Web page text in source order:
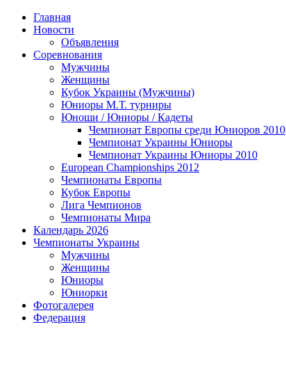
Главная
Новости
Объявления
Соревнования
Мужчины
Женщины
Кубок Украины (Мужчины)
Юниоры М.Т. турниры
Юноши / Юниоры / Кадеты
Чемпионат Европы среди Юниоров 2010
Чемпионат Украины Юниоры
Чемпионат Украины Юниоры 2010
European Championships 2012
Чемпионаты Европы
Кубок Европы
Лига Чемпионов
Чемпионаты Мира
Календарь 2026
Чемпионаты Украины
Мужчины
Женщины
Юниоры
Юниорки
Фотогалерея
Федерация